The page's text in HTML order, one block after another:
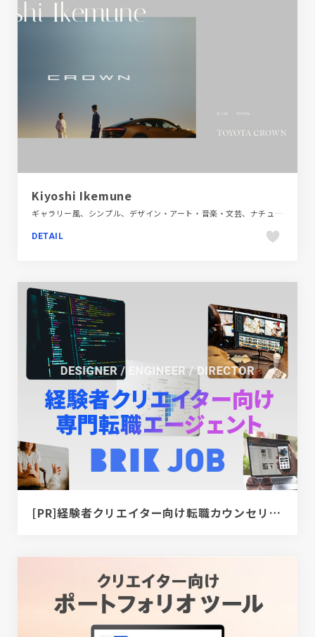
Kiyoshi Ikemune
ギャラリー風、シンプル、デザイン・アート・音楽・文芸、ナチュラル、ブラウン系、ベージュ・ゴールド系、ポートフォリオ、大きめ写真
DETAIL
[PR]経験者クリエイター向け転職カウンセリング｜デザイナー / ディレクター / エンジニア